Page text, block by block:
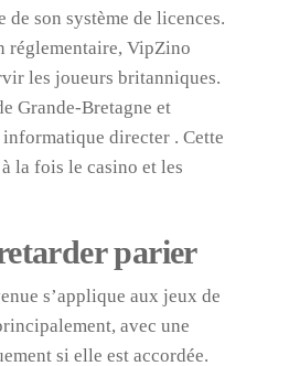
de son système de licences.
réglementaire, VipZino
les joueurs britanniques.
Grande-Bretagne et
directer . Cette
la fois le casino et les
parier
s’applique aux jeux de
avec une
si elle est accordée.